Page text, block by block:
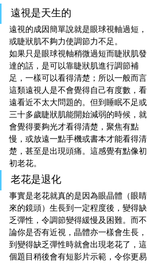
遠視是天生的
遠視的成因簡單說就是眼球視軸過短，
或睫狀肌不夠力使調節力不足。
如果只是眼球視軸稍微過短而睫狀肌發
達的話，是可以靠睫狀肌進行調節補
足，一樣可以看得清楚；所以一般而言
這類遠視人是不會覺得自己有度數，看
遠看近不太大問題的。但到睡眠不足或
三十多歲睫狀肌能開始減弱的時候，就
會覺得要夠光才看得清楚，聚焦有點
慢，或放遠一點手機或書本才能看得清
楚，甚至是出現頭痛。這感覺有點像初
初老花。
老花是退化
事實是老花就真的是因為眼晶體 （眼睛
來的鏡頭）生長到一定程度後，變得缺
乏彈性 ，令調節變得緩慢及困難。而不
論你是否有近視，晶體亦一樣會生長，
到變得缺乏彈性時就會出現老花了，這
個題目稍後會有短影片示範，令你更易